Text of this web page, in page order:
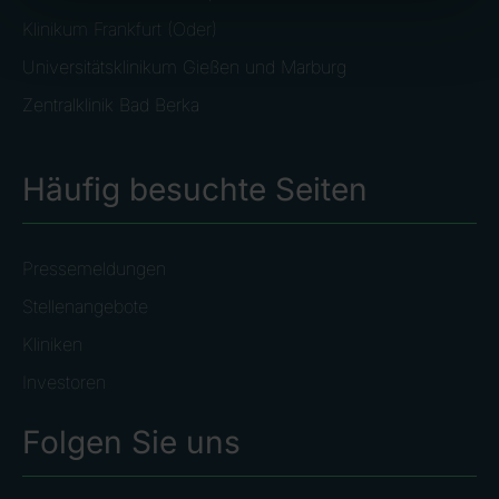
Klinikum Frankfurt (Oder)
Universitätsklinikum Gießen und Marburg
Zentralklinik Bad Berka
Häufig besuchte Seiten
Pressemeldungen
Stellenangebote
Kliniken
Investoren
Folgen Sie uns